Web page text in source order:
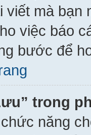
viết mà bạn
việc báo
bước để
trong
năng